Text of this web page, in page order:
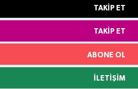
TAKIP ET
TAKIP ET
ABONE OL
İLETIŞIM